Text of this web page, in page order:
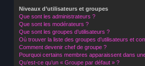
Niveaux d’utilisateurs et groupes
Que sont les administrateurs ?
Que sont les modérateurs ?
Que sont les groupes d’utilisateurs ?
Où trouver la liste des groupes d’utilisateurs et
Comment devenir chef de groupe ?
Pourquoi certains membres apparaissent dans
Qu’est-ce qu’un « Groupe par défaut » ?